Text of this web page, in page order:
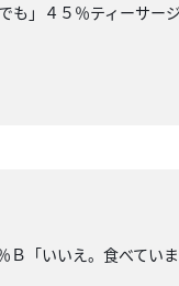
」４５％ティーサー
「いいえ。食べてい